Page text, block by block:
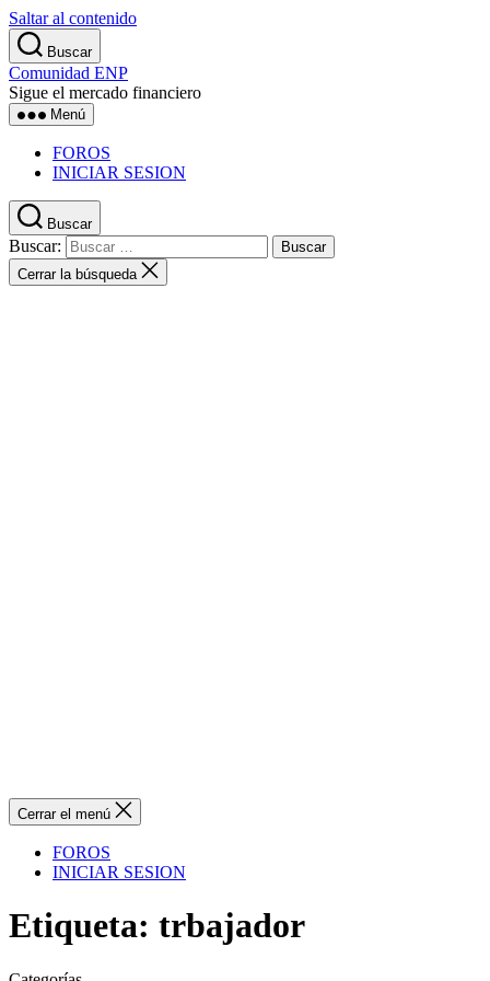
Saltar al contenido
Buscar
Comunidad ENP
Sigue el mercado financiero
Menú
FOROS
INICIAR SESION
Buscar
Buscar:
Cerrar la búsqueda
Cerrar el menú
FOROS
INICIAR SESION
Etiqueta: trbajador